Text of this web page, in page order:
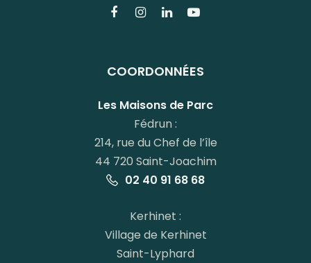
Lien
le
Facebook
Lien
le
Instagram
Lien
le
Linkedin
Lien
la
Youtube
COORDONNÉES
Les Maisons de Parc
Fédrun :
214, rue du Chef de l’île
44 720 Saint-Joachim
02 40 91 68 68
Kerhinet :
Village de Kerhinet
Saint-Lyphard